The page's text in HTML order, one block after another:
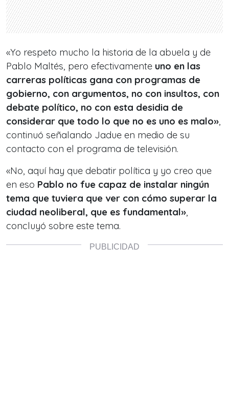
«Yo respeto mucho la historia de la abuela y de
Pablo Maltés, pero efectivamente uno en las
carreras políticas gana con programas de
gobierno, con argumentos, no con insultos, con
debate político, no con esta desidia de
considerar que todo lo que no es uno es malo»
continuó señalando Jadue en medio de su
contacto con el programa de televisión.
«No, aquí hay que debatir política y yo creo que
en eso Pablo no fue capaz de instalar ningún
tema que tuviera que ver con cómo superar la
ciudad neoliberal, que es fundamental»
concluyó sobre este tema.